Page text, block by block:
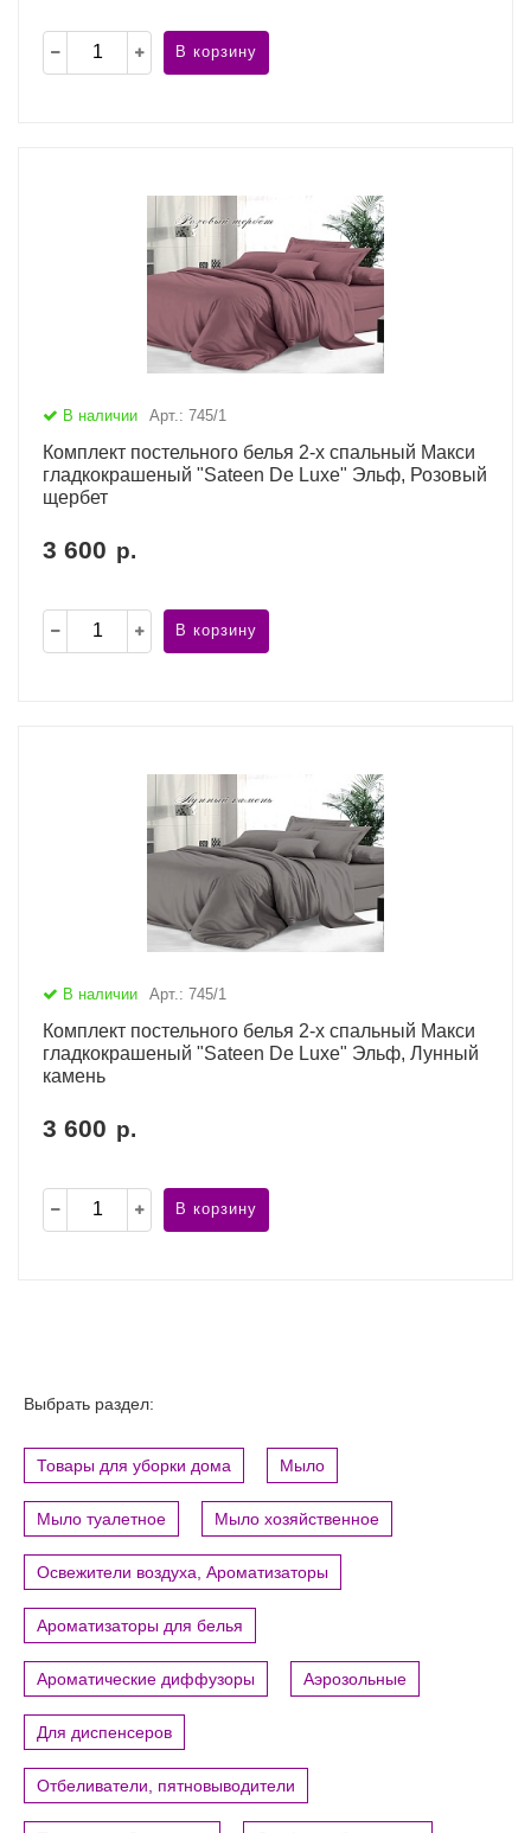
В корзину
В наличии Арт.: 745/1
Комплект постельного белья 2-х спальный Макси
гладкокрашеный "Sateen De Luxe" Эльф, Розовый
щербет
3 600 р.
В корзину
В наличии Арт.: 745/1
Комплект постельного белья 2-х спальный Макси
гладкокрашеный "Sateen De Luxe" Эльф, Лунный
камень
3 600 р.
В корзину
Выбрать раздел:
Товары для уборки дома Мыло
Мыло туалетное Мыло хозяйственное
Освежители воздуха, Ароматизаторы
Ароматизаторы для белья
Ароматические диффузоры Аэрозольные
Для диспенсеров
Отбеливатели, пятновыводители